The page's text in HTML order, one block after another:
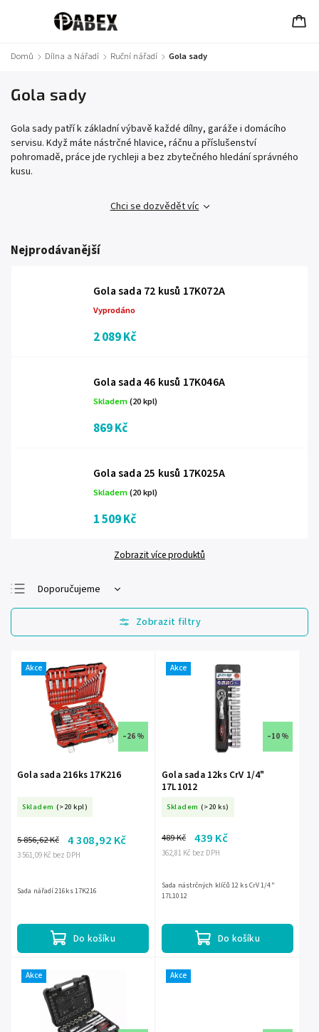
Domů / Dílna a Nářadí / Ruční nářadí / Gola sady
Gola sady
Gola sady patří k základní výbavě každé dílny, garáže i domácího
servisu. Když máte nástrčné hlavice, ráčnu a příslušenství
pohromadě, práce jde rychleji a bez zbytečného hledání správného
kusu.
Chci se dozvědět víc
Nejprodávanější
Gola sada 72 kusů 17K072A
Vyprodáno
2 089 Kč
Gola sada 46 kusů 17K046A
Skladem(20 kpl)
869 Kč
Gola sada 25 kusů 17K025A
Skladem(20 kpl)
1 509 Kč
Zobrazit více produktů
Doporučujeme
Nejlevnější
Nejdražší
Abecedně
Akce
–26 %
Gola sada 216ks 17K216
Skladem (>20 kpl)
3 561,09 Kč bez DPH
5 856,62 Kč 4 308,92 Kč
Do košíku
Sada nářadí 216ks 17K216
Akce
–10 %
Gola sada 12ks CrV 1/4"
17L1012
Skladem (>20 ks)
362,81 Kč bez DPH
489 Kč 439 Kč
Do košíku
Sada nástrčných klíčů 12 ks CrV 1/4"
17L1012
Akce Akce